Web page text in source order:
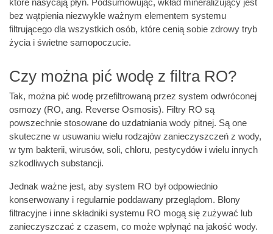
które nasycają płyn. Podsumowując, wkład mineralizujący jest
bez wątpienia niezwykle ważnym elementem systemu
filtrującego dla wszystkich osób, które cenią sobie zdrowy tryb
życia i świetne samopoczucie.
Czy można pić wodę z filtra RO?
Tak, można pić wodę przefiltrowaną przez system odwróconej
osmozy (RO, ang. Reverse Osmosis). Filtry RO są
powszechnie stosowane do uzdatniania wody pitnej. Są one
skuteczne w usuwaniu wielu rodzajów zanieczyszczeń z wody,
w tym bakterii, wirusów, soli, chloru, pestycydów i wielu innych
szkodliwych substancji.
Jednak ważne jest, aby system RO był odpowiednio
konserwowany i regularnie poddawany przeglądom. Błony
filtracyjne i inne składniki systemu RO mogą się zużywać lub
zanieczyszczać z czasem, co może wpłynąć na jakość wody.